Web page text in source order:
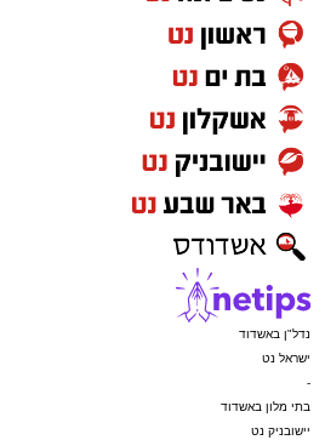
נדל"ן באשדוד
ישראל נט
-
בתי מלון באשדוד
יישובניק נט